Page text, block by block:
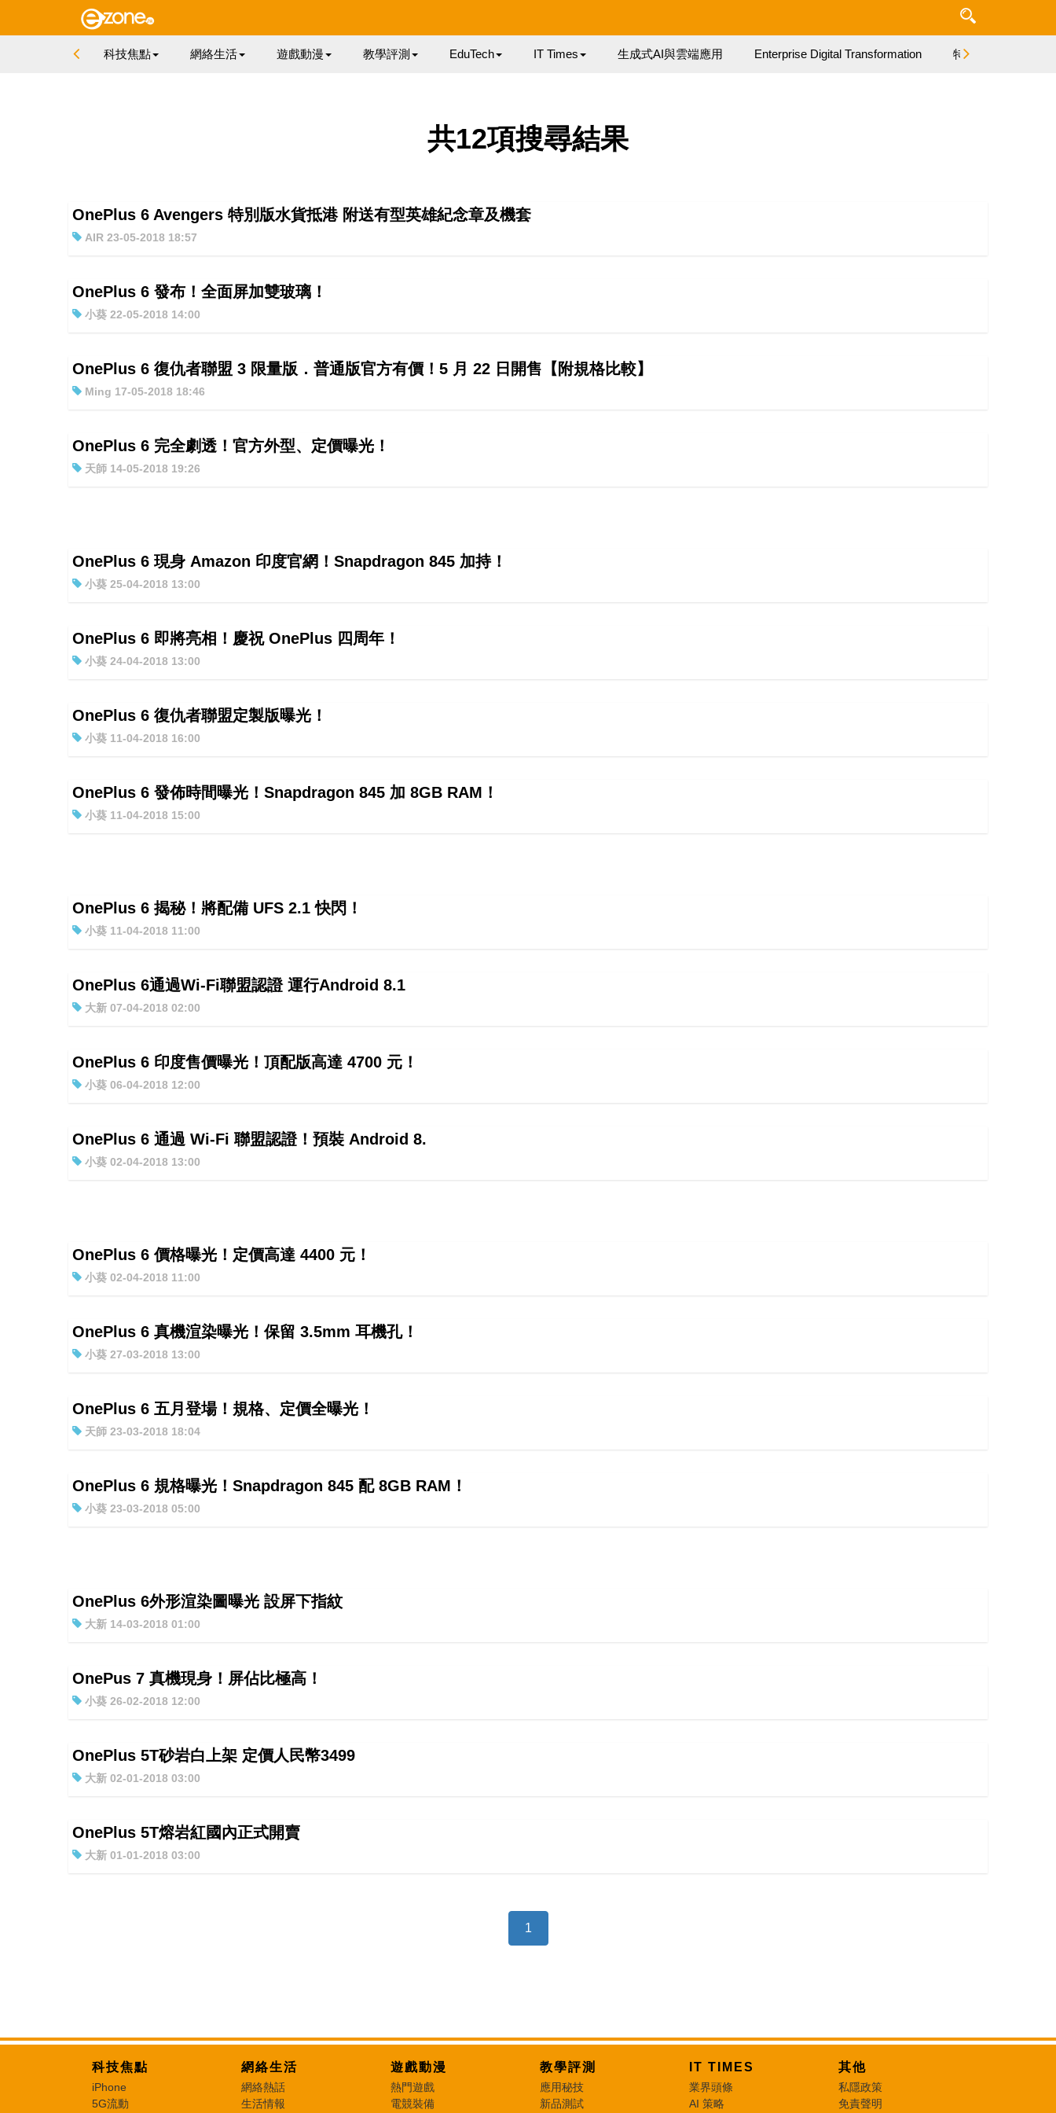
科技焦點 網絡生活 遊戲動漫 教學評測 EduTech IT Times 生成式AI與雲端應用 Enterprise Digital Transformation 特集
共12項搜尋結果
OnePlus 6 Avengers 特別版水貨抵港 附送有型英雄紀念章及機套
AIR 23-05-2018 18:57
OnePlus 6 發布！全面屏加雙玻璃！
小葵 22-05-2018 14:00
OnePlus 6 復仇者聯盟 3 限量版．普通版官方有價！5 月 22 日開售【附規格比較】
Ming 17-05-2018 18:46
OnePlus 6 完全劇透！官方外型、定價曝光！
天師 14-05-2018 19:26
OnePlus 6 現身 Amazon 印度官網！Snapdragon 845 加持！
小葵 25-04-2018 13:00
OnePlus 6 即將亮相！慶祝 OnePlus 四周年！
小葵 24-04-2018 13:00
OnePlus 6 復仇者聯盟定製版曝光！
小葵 11-04-2018 16:00
OnePlus 6 發佈時間曝光！Snapdragon 845 加 8GB RAM！
小葵 11-04-2018 15:00
OnePlus 6 揭秘！將配備 UFS 2.1 快閃！
小葵 11-04-2018 11:00
OnePlus 6通過Wi-Fi聯盟認證 運行Android 8.1
大新 07-04-2018 02:00
OnePlus 6 印度售價曝光！頂配版高達 4700 元！
小葵 06-04-2018 12:00
OnePlus 6 通過 Wi-Fi 聯盟認證！預裝 Android 8.
小葵 02-04-2018 13:00
OnePlus 6 價格曝光！定價高達 4400 元！
小葵 02-04-2018 11:00
OnePlus 6 真機渲染曝光！保留 3.5mm 耳機孔！
小葵 27-03-2018 13:00
OnePlus 6 五月登場！規格、定價全曝光！
天師 23-03-2018 18:04
OnePlus 6 規格曝光！Snapdragon 845 配 8GB RAM！
小葵 23-03-2018 05:00
OnePlus 6外形渲染圖曝光 設屏下指紋
大新 14-03-2018 01:00
OnePus 7 真機現身！屏佔比極高！
小葵 26-02-2018 12:00
OnePlus 5T砂岩白上架 定價人民幣3499
大新 02-01-2018 03:00
OnePlus 5T熔岩紅國內正式開賣
大新 01-01-2018 03:00
1
科技焦點
iPhone
5G流動
網絡生活
網絡熱話
生活情報
遊戲動漫
熱門遊戲
電競裝備
教學評測
應用秘技
新品測試
IT TIMES
業界頭條
AI 策略
其他
私隱政策
免責聲明